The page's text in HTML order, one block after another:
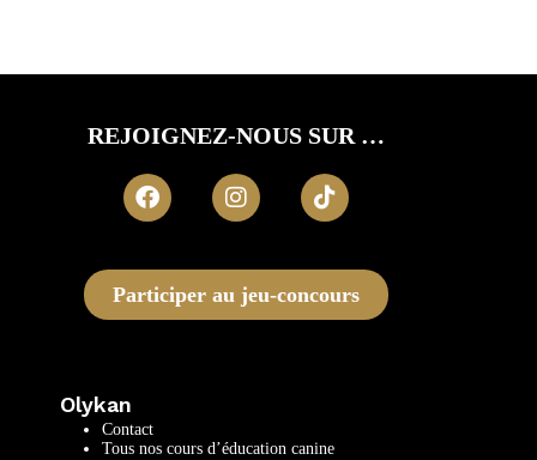
REJOIGNEZ-NOUS SUR …
Participer au jeu-concours
Olykan
Contact
Tous nos cours d’éducation canine